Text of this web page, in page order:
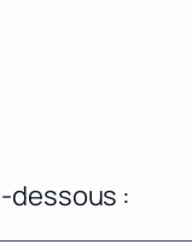
dessous :